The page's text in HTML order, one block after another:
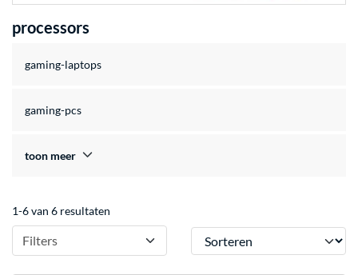
processors
gaming-laptops
gaming-pcs
toon meer
1-6 van 6 resultaten
Filters Sorteren